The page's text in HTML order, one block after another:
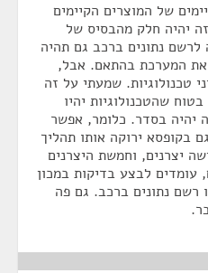
של המוצרים הקיימים
יהיה חלק מהבסיס של
נתונים ברכב גם תהיה
את המערכת בהתאם. אבל,
טכנולוגיות. שמעתי על זה
שהטכנולוגיות יהיו
יהיה בסדר. כלומר, אפשר
בקופסא ירוקה אותו תהליך
יצרנים, וחמשת היצרנים
עומדים לבצע בדיקות במכון
רשם נתונים ברכב. גם פה